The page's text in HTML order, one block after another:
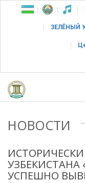
ЗЕЛЁНЫЙ
НОВОСТИ
УЗБЕКИСТАНА
УСПЕШНО